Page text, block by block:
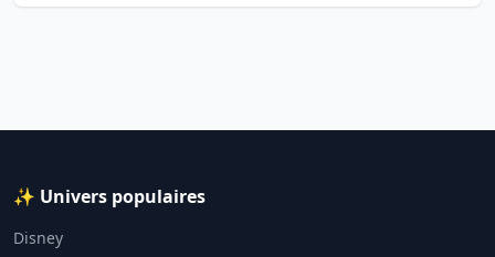
✨ Univers populaires
Disney